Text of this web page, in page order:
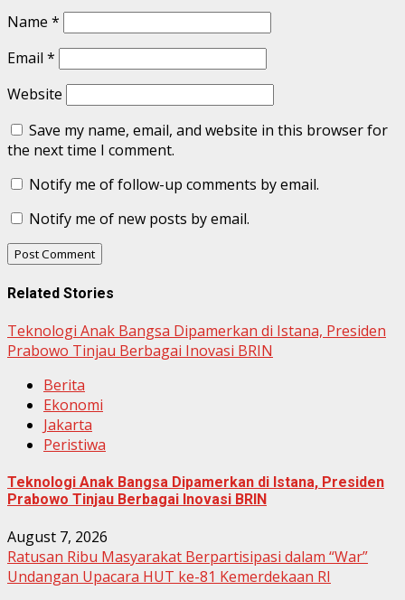
Name *
Email *
Website
Save my name, email, and website in this browser for
the next time I comment.
Notify me of follow-up comments by email.
Notify me of new posts by email.
Related Stories
Teknologi Anak Bangsa Dipamerkan di Istana, Presiden
Prabowo Tinjau Berbagai Inovasi BRIN
Berita
Ekonomi
Jakarta
Peristiwa
Teknologi Anak Bangsa Dipamerkan di Istana, Presiden
Prabowo Tinjau Berbagai Inovasi BRIN
August 7, 2026
Ratusan Ribu Masyarakat Berpartisipasi dalam “War”
Undangan Upacara HUT ke-81 Kemerdekaan RI